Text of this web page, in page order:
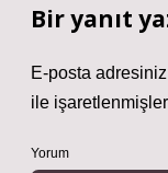
Bir yanıt
E-posta
ile
Yorum